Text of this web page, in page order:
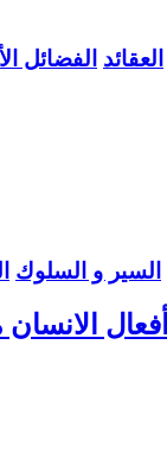
العقائد الفضائل
السير و السلوك
أفعال